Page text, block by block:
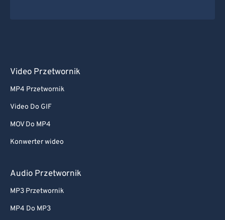
Video Przetwornik
MP4 Przetwornik
Video Do GIF
MOV Do MP4
Konwerter wideo
Audio Przetwornik
MP3 Przetwornik
MP4 Do MP3